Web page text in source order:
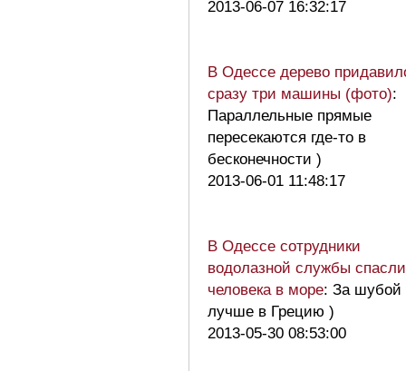
2013-06-07 16:32:17
В Одессе дерево
сразу три машины (фото):
Параллельные прямые
пересекаются где-то в
бесконечности )
2013-06-01 11:48:17
В Одессе сотрудники
водолазной службы спасли
человека в море: За шубой
лучше в Грецию )
2013-05-30 08:53:00